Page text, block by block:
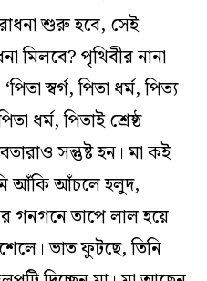
শুরু হবে, সেই
মিলবে? পৃথিবীর নানা
স্বর্গ, পিতা ধর্ম, পিত‌্য
ধর্ম, পিতাই শ্রেষ্ঠ
সন্তুষ্ট হন। মা কই
আঁকি আঁচলে হলুদ,
গনগনে তাপে লাল হয়ে
ভাত ফুটছে, তিনি